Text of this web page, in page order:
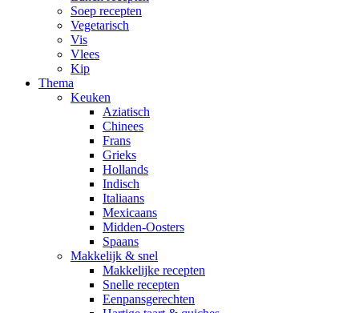
Soep recepten
Vegetarisch
Vis
Vlees
Kip
Thema
Keuken
Aziatisch
Chinees
Frans
Grieks
Hollands
Indisch
Italiaans
Mexicaans
Midden-Oosters
Spaans
Makkelijk & snel
Makkelijke recepten
Snelle recepten
Eenpansgerechten